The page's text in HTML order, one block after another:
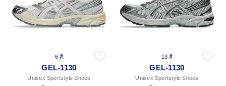
6 สี
GEL-1130
Unisex Sportstyle Shoes
13 สี
GEL-1130
Unisex Sportstyle Shoes